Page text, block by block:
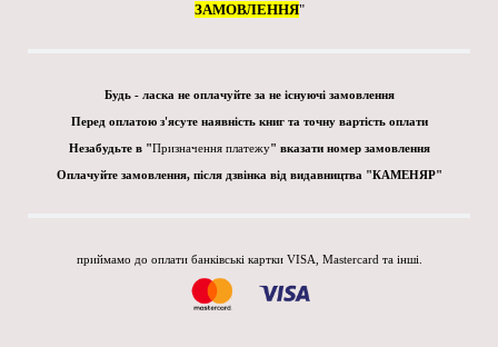
ЗАМОВЛЕННЯ"
Будь - ласка не оплачуйте за не існуючі замовлення
Перед оплатою з'ясуте наявність книг та точну вартість оплати
Незабудьте в "Призначення платежу" вказати номер замовлення
Оплачуйте замовлення, після дзвінка від видавництва "КАМЕНЯР"
приймамо до оплати банківські картки VISA, Mastercard та інші.